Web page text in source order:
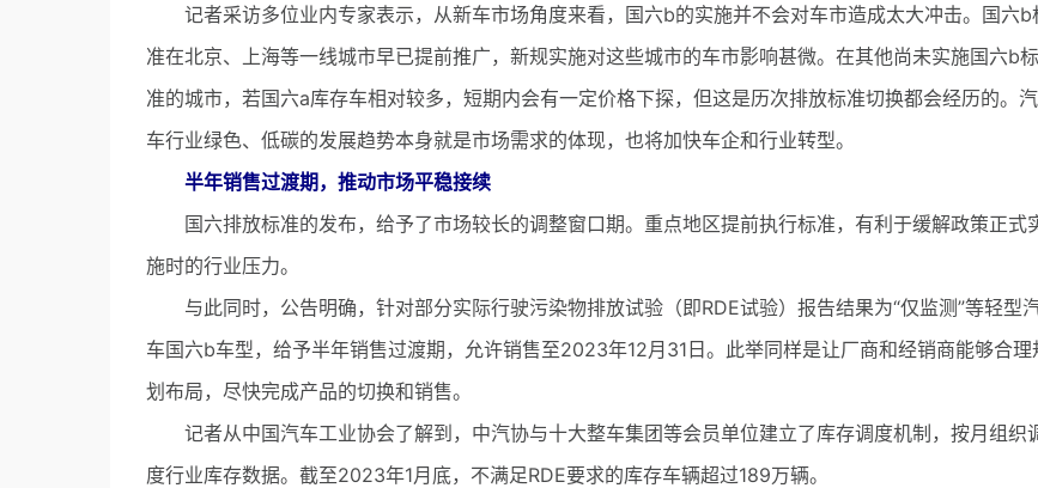
记者采访多位业内专家表示，从新车市场角度来看，国六b的实施并不会对车市造成太大冲击。国六b
准在北京、上海等一线城市早已提前推广，新规实施对这些城市的车市影响甚微。在其他尚未实施国六b标
准的城市，若国六a库存车相对较多，短期内会有一定价格下探，但这是历次排放标准切换都会经历的。汽
车行业绿色、低碳的发展趋势本身就是市场需求的体现，也将加快车企和行业转型。
半年销售过渡期，推动市场平稳接续
国六排放标准的发布，给予了市场较长的调整窗口期。重点地区提前执行标准，有利于缓解政策正式
施时的行业压力。
与此同时，公告明确，针对部分实际行驶污染物排放试验（即RDE试验）报告结果为“仅监测”等轻型
车国六b车型，给予半年销售过渡期，允许销售至2023年12月31日。此举同样是让厂商和经销商能够合理
划布局，尽快完成产品的切换和销售。
记者从中国汽车工业协会了解到，中汽协与十大整车集团等会员单位建立了库存调度机制，按月组织
度行业库存数据。截至2023年1月底，不满足RDE要求的库存车辆超过189万辆。